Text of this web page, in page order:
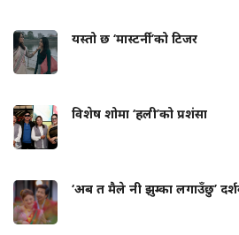
यस्तो छ ‘मास्टर्नी’को टिजर
विशेष शोमा ‘हली’को प्रशंसा
‘अब त मैले नी झुम्का लगाउँछु’